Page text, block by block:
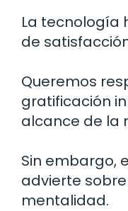
La tecnología
de
Queremos
gratificación
alcance de la
Sin embargo,
advierte
mentalidad.